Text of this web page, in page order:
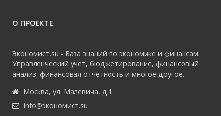
О ПРОЕКТЕ
Экономист.su - База знаний по экономике и финансам:
Управленческий учет, бюджетирование, финансовый
анализ, финансовая отчетность и многое другое.
Москва, ул. Малевича, д.1
info@экономист.su